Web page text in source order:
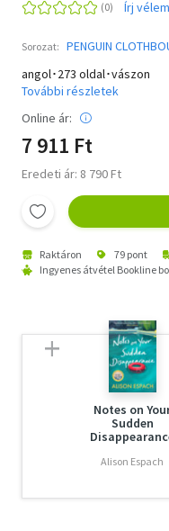
Írj
Sorozat: PENGUIN
angol･273 oldal･vászon
További részletek
Online ár:
7 911 Ft
Eredeti ár: 8 790 Ft
Raktáron 79 pont
Ingyenes átvétel Bookline
Notes on
Sudden
Alison Espach